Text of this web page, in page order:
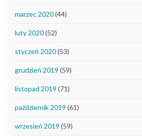
marzec 2020(44)
luty 2020(52)
styczeń 2020(53)
grudzień 2019 (59)
listopad 2019 (71)
październik 2019 (61)
wrzesień 2019 (59)